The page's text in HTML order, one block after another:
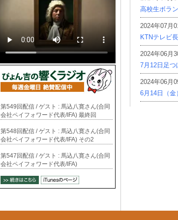
高校生ボラ
2024年07月
KTNテレビ
2024年06月
7月12日足つ
2024年06月
6月14日（金
第549回配信 / ゲスト : 馬込八寛さん(合同
会社ペイフォワード代表/IFA) 最終回
第548回配信 / ゲスト : 馬込八寛さん(合同
会社ペイフォワード代表/IFA) その2
第547回配信 / ゲスト : 馬込八寛さん(合同
会社ペイフォワード代表/IFA)